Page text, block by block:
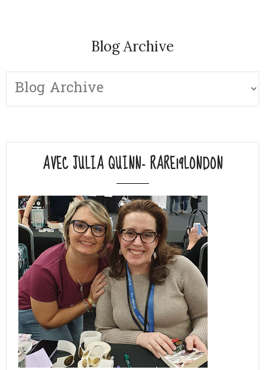
Blog Archive
AVEC JULIA QUINN- RARE19LONDON